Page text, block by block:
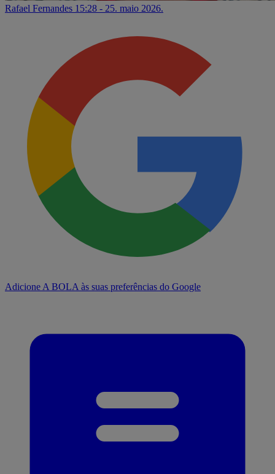
Rafael Fernandes 15:28 - 25. maio 2026.
Adicione A BOLA às suas preferências do Google